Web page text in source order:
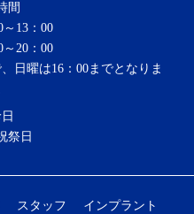
間
～13：00
～20：00
日曜は16：00までとなりま
祭日
スタッフ インプラント